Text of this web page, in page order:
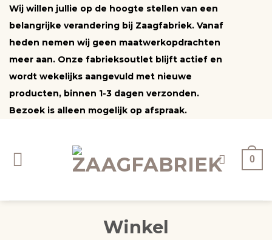
Ga
naar
inhoud
Wij willen jullie op de hoogte stellen van een
belangrijke verandering bij Zaagfabriek. Vanaf
heden nemen wij geen maatwerkopdrachten
meer aan. Onze fabrieksoutlet blijft actief en
wordt wekelijks aangevuld met nieuwe
producten, binnen 1-3 dagen verzonden.
Bezoek is alleen mogelijk op afspraak.
0
Winkel